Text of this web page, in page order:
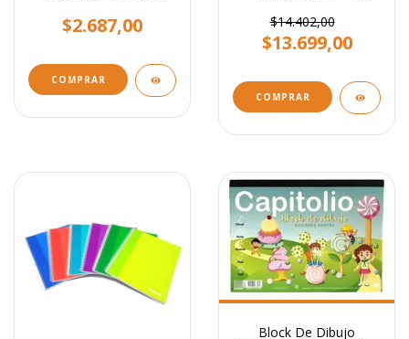
$2.687,00
$14.402,00
$13.699,00
COMPRAR
Block De Dibujo